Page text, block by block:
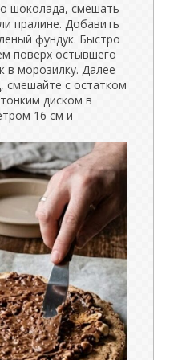
шоколада, смешать
пралине. Добавить
фундук. Быстро
поверх остывшего
в морозилку. Далее
смешайте с остатком
диском в
16 см и